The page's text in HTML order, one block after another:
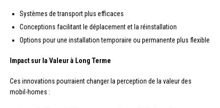
Systèmes de transport plus efficaces
Conceptions facilitant le déplacement et la réinstallation
Options pour une installation temporaire ou permanente plus flexible
Impact sur la Valeur à Long Terme
Ces innovations pourraient changer la perception de la valeur des
mobil-homes :